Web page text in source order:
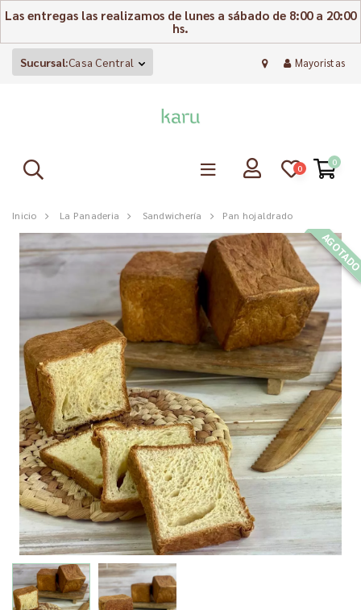
Las entregas las realizamos de lunes a sábado de 8:00 a 20:00
hs.
Sucursal:Casa Central Mayoristas
0
0
Inicio La Panaderia Sandwichería Pan hojaldrado